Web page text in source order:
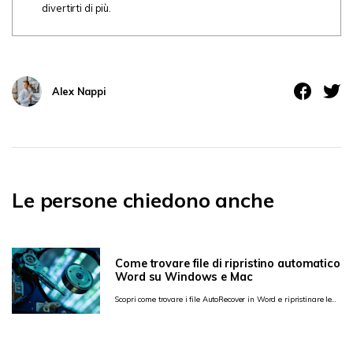
divertirti di più.
Alex Nappi
Le persone chiedono anche
Come trovare file di ripristino automatico
Word su Windows e Mac
Scopri come trovare i file AutoRecover in Word e ripristinare le